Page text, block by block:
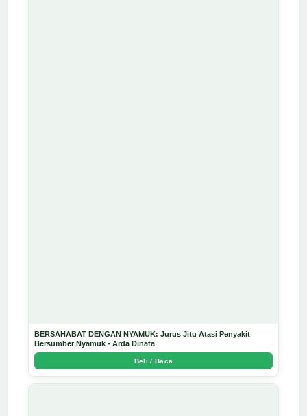
BERSAHABAT DENGAN NYAMUK: Jurus Jitu Atasi Penyakit
Bersumber Nyamuk - Arda Dinata
Beli / Baca